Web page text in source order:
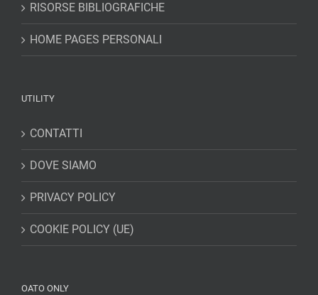
RISORSE BIBLIOGRAFICHE
HOME PAGES PERSONALI
UTILITY
CONTATTI
DOVE SIAMO
PRIVACY POLICY
COOKIE POLICY (UE)
OATO ONLY